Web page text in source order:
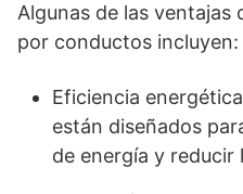
Algunas de las ventajas
por conductos incluyen:
Eficiencia
están diseñados
de energía y reducir